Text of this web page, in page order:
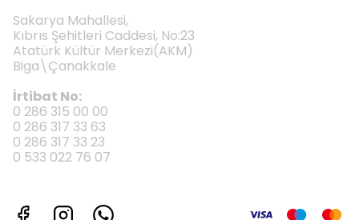
Sakarya Mahallesi,
Kıbrıs Şehitleri Caddesi, No:23
Atatürk Kültür Merkezi(AKM)
Biga\Çanakkale
İrtibat No:
0 286 315 00 00
0 286 317 33 63
0 286 317 33 23
0 533 022 76 07